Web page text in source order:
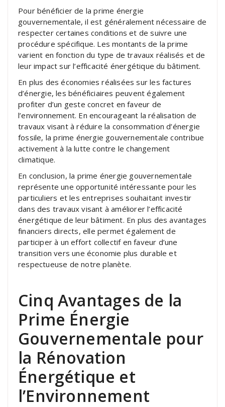
Pour bénéficier de la prime énergie
gouvernementale, il est généralement nécessaire de
respecter certaines conditions et de suivre une
procédure spécifique. Les montants de la prime
varient en fonction du type de travaux réalisés et de
leur impact sur l’efficacité énergétique du bâtiment.
En plus des économies réalisées sur les factures
d’énergie, les bénéficiaires peuvent également
profiter d’un geste concret en faveur de
l’environnement. En encourageant la réalisation de
travaux visant à réduire la consommation d’énergie
fossile, la prime énergie gouvernementale contribue
activement à la lutte contre le changement
climatique.
En conclusion, la prime énergie gouvernementale
représente une opportunité intéressante pour les
particuliers et les entreprises souhaitant investir
dans des travaux visant à améliorer l’efficacité
énergétique de leur bâtiment. En plus des avantages
financiers directs, elle permet également de
participer à un effort collectif en faveur d’une
transition vers une économie plus durable et
respectueuse de notre planète.
Cinq Avantages de la
Prime Énergie
Gouvernementale pour
la Rénovation
Énergétique et
l’Environnement